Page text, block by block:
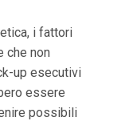
i fattori
che non
up esecutivi
essere
possibili